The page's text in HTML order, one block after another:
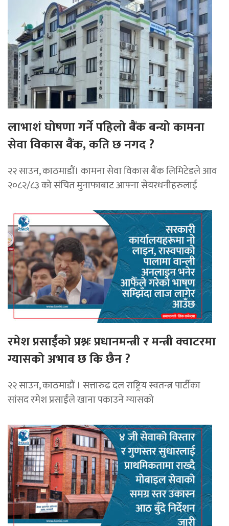
लाभाशं घोषणा गर्ने पहिलो बैंक बन्यो कामना
सेवा विकास बैंक, कति छ नगद ?
२२ साउन, काठमाडाैं। कामना सेवा विकास बैंक लिमिटेडले आव
२०८२/८३ को संचित मुनाफाबाट आफ्ना सेयरधनीहरुलाई
रमेश प्रसाईंको प्रश्नः प्रधानमन्त्री र मन्त्री क्वाटरमा
ग्यासको अभाव छ कि छैन ?
२२ साउन, काठमाडौं । सत्तारुढ दल राष्ट्रिय स्वतन्त्र पार्टीका
सांसद रमेश प्रसाईंले खाना पकाउने ग्यासको